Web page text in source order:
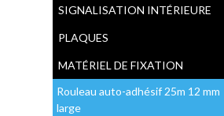
SIGNALISATION INTÉRIEURE
PLAQUES
MATÉRIEL DE FIXATION
Rouleau auto-adhésif 25m 12 mm
large